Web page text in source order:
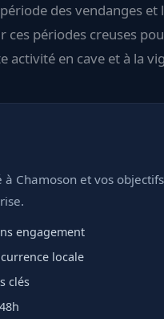
des vendanges et
ces périodes creuses
en cave et à la
Chamoson et vos
engagement
locale
clés